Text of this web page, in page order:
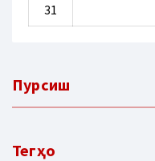
31
Пурсиш
Тегҳо